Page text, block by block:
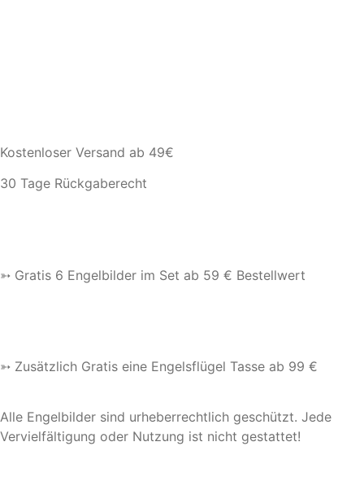
Kostenloser Versand ab 49€
30 Tage Rückgaberecht
➳ Gratis 6 Engelbilder im Set ab 59 € Bestellwert
➳ Zusätzlich Gratis eine Engelsflügel Tasse ab 99 €
Alle Engelbilder sind urheberrechtlich geschützt. Jede
Vervielfältigung oder Nutzung ist nicht gestattet!